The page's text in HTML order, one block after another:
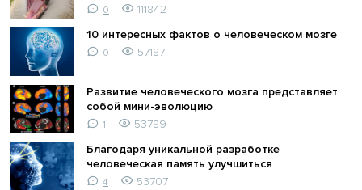
0
111842
10 интересных фактов о человеческом мозге
0 57187
Развитие человеческого мозга представляет
собой мини-эволюцию
1
53789
Благодаря уникальной разработке
человеческая память улучшиться
4
53707